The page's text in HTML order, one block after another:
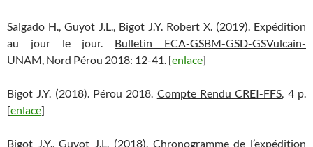
Salgado H., Guyot J.L., Bigot J.Y. Robert X. (2019). Expédition
au jour le jour. Bulletin ECA-GSBM-GSD-GSVulcain-
UNAM, Nord Pérou 2018: 12-41. [enlace]
Bigot J.Y. (2018). Pérou 2018. Compte Rendu CREI-FFS, 4 p.
[enlace]
Bigot J.Y., Guyot J.L. (2018). Chronogramme de l’expédition